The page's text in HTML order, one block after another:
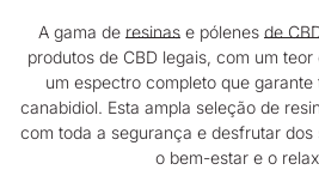
A gama de resinas e pólenes de
produtos de CBD legais, com um
um espectro completo que
canabidiol. Esta ampla seleção de
com toda a segurança e desfrutar
o bem-estar e o